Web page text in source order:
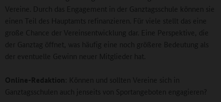
Vereine. Durch das Engagement in der Ganztagsschule können sie
einen Teil des Hauptamts refinanzieren. Für viele stellt das eine
große Chance der Vereinsentwicklung dar. Eine Perspektive, die
der Ganztag öffnet, was häufig eine noch größere Bedeutung als
der eventuelle Gewinn neuer Mitglieder hat.
Online-Redaktion : Können und sollten Vereine sich in
Ganztagsschulen auch jenseits von Sportangeboten engagieren?